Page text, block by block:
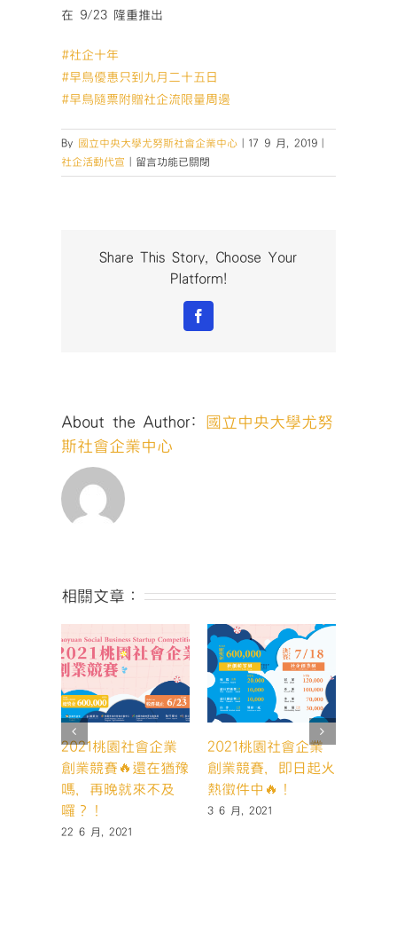
在 9/23 隆重推出
#社企十年
#早鳥優惠只到九月二十五日
#早鳥隨票附贈社企流限量周邊
By 國立中央大學尤努斯社會企業中心 17 9 月, 2019
社企活動代宣
在
〈【活
📣
⭐〉
中
留言功能已關閉
Share This Story, Choose Your
Platform!
Facebook
About the Author:
國立中央大學尤努
斯社會企業中心
相關文章：
2021桃園社會企業
創業競賽🔥還在猶豫
嗎，再晚就來不及
囉？！
22 6 月, 2021
2021桃園社會企業
創業競賽，即日起火
熱徵件中🔥！
3 6 月, 2021